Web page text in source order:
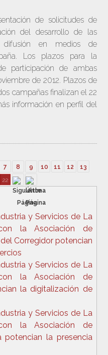
de solicitudes de
del desarrollo de las
en medios de
Los plazos para la
participación de ambas
de 2012. Plazos de
campañas finalizan el 22
información en perfil del
7 8 9 10 11 12
13
22
y Servicios de La
la Asociación de
Corregidor potencian
y Servicios de La
la Asociación de
la digitalización de
y Servicios de La
la Asociación de
potencian la presencia